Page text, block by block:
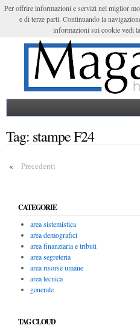
Login
Tag: stampe F24
« Precedenti
CATEGORIE
area sistemistica
area demografici
area finanziaria e tributi
area segreteria
area risorse umane
area tecnica
generale
TAG CLOUD
Per offrire informazioni e servizi nel miglior
e di terze parti. Continuando la
informazioni sui cookie vedi la